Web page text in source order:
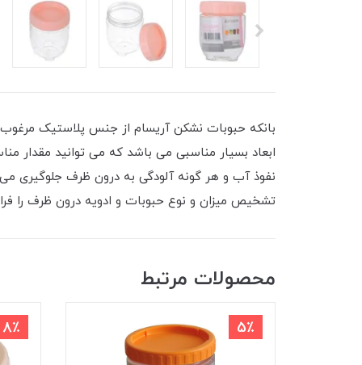
بانکه حبوبات نشکن آریسام از جنس پلاستیک
ابعاد بسیار مناسبی می باشد که می توانید مقدار
نفوذ آب و هر گونه آلودگی به درون ظرف جلوگیری
تشخیص میزان و نوع حبوبات و ادویه درون ظرف را
محصولات مرتبط
5٪ 8٪